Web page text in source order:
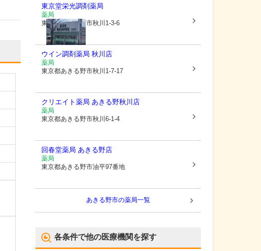
東京堂栄光調剤薬局
薬局
東京都あきる野市秋川1-3-6
ウイン調剤薬局 秋川店
薬局
東京都あきる野市秋川1-7-17
クリエイト薬局 あきる野秋川店
薬局
東京都あきる野市秋川6-1-4
回春堂薬局 あきる野店
薬局
東京都あきる野市油平97番地
あきる野市の薬局一覧
各条件で他の医療機関を探す